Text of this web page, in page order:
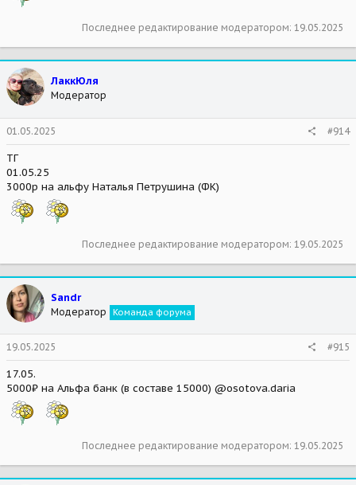
Последнее редактирование модератором: 19.05.2025
ЛаккЮля
Модератор
01.05.2025 #914
ТГ
01.05.25
3000р на альфу Наталья Петрушина (ФК)
Последнее редактирование модератором: 19.05.2025
Sandr
Модератор Команда форума
19.05.2025 #915
17.05.
5000₽ на Альфа банк (в составе 15000) @osotova.daria
Последнее редактирование модератором: 19.05.2025